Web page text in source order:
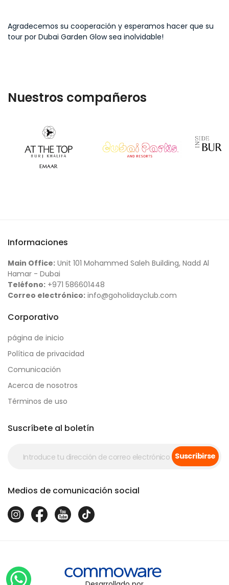
Agradecemos su cooperación y esperamos hacer que su
tour por Dubai Garden Glow sea inolvidable!
Nuestros compañeros
Informaciones
Main Office: Unit 101 Mohammed Saleh Building, Nadd Al
Hamar - Dubai
Teléfono: +971 586601448
Correo electrónico: info@goholidayclub.com
Corporativo
página de inicio
Política de privacidad
Comunicación
Acerca de nosotros
Términos de uso
Suscríbete al boletín
Suscribirse
Medios de comunicación social